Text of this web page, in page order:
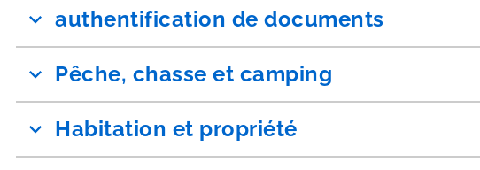
authentification de documents
Pêche, chasse et camping
Habitation et propriété